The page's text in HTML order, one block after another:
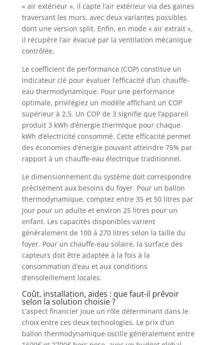
« air extérieur », il capte l’air extérieur via des gaines
traversant les murs, avec deux variantes possibles
dont une version split. Enfin, en mode « air extrait »,
il récupère l’air évacué par la ventilation mécanique
contrôlée.
Le coefficient de performance (COP) constitue un
indicateur clé pour évaluer l’efficacité d’un chauffe-
eau thermodynamique. Pour une performance
optimale, privilégiez un modèle affichant un COP
supérieur à 2,5. Un COP de 3 signifie que l’appareil
produit 3 kWh d’énergie thermique pour chaque
kWh d’électricité consommé. Cette efficacité permet
des économies d’énergie pouvant atteindre 75% par
rapport à un chauffe-eau électrique traditionnel.
Le dimensionnement du système doit correspondre
précisément aux besoins du foyer. Pour un ballon
thermodynamique, comptez entre 35 et 50 litres par
jour pour un adulte et environ 25 litres pour un
enfant. Les capacités disponibles varient
généralement de 100 à 270 litres selon la taille du
foyer. Pour un chauffe-eau solaire, la surface des
capteurs doit être adaptée à la fois à la
consommation d’eau et aux conditions
d’ensoleillement locales.
Coût, installation, aides : que faut-il prévoir
selon la solution choisie ?
L’aspect financier joue un rôle déterminant dans le
choix entre ces deux technologies. Le prix d’un
ballon thermodynamique oscille généralement entre